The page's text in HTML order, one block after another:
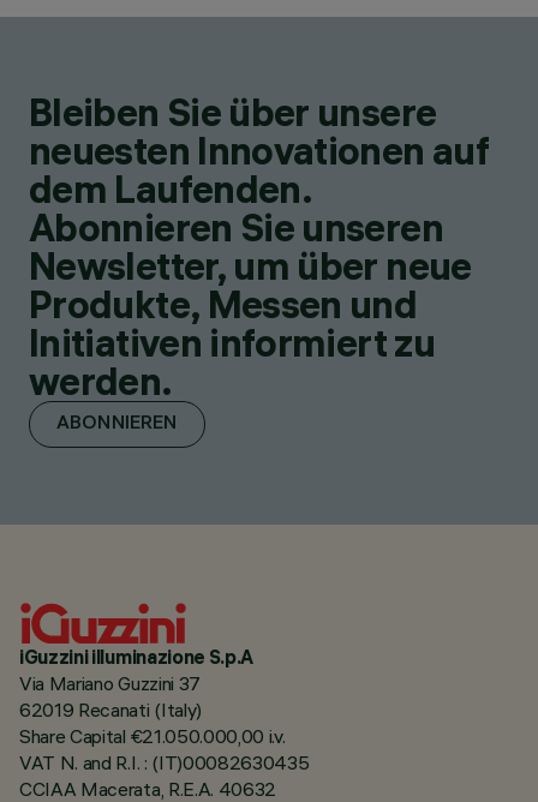
Bleiben Sie über unsere
neuesten Innovationen auf
dem Laufenden.
Abonnieren Sie unseren
Newsletter, um über neue
Produkte, Messen und
Initiativen informiert zu
werden.
ABONNIEREN
iGuzzini illuminazione S.p.A
Via Mariano Guzzini 37
62019 Recanati (Italy)
Share Capital €21.050.000,00 i.v.
VAT N. and R.I. : (IT)00082630435
CCIAA Macerata, R.E.A. 40632